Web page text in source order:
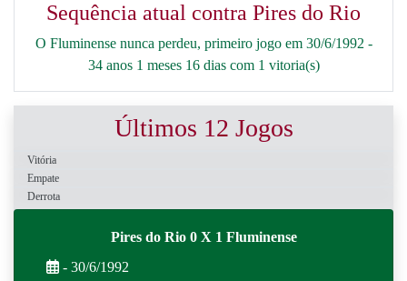
Sequência atual contra Pires do Rio
O Fluminense nunca perdeu, primeiro jogo em 30/6/1992 -
34 anos 1 meses 16 dias com 1 vitoria(s)
Últimos 12 Jogos
Vitória
Empate
Derrota
Pires do Rio 0 X 1 Fluminense
- 30/6/1992